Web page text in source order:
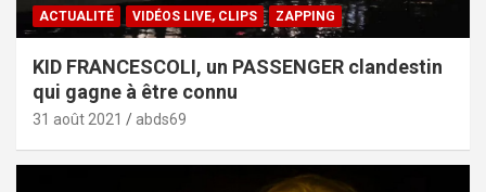
ACTUALITÉ VIDÉOS LIVE, CLIPS ZAPPING
KID FRANCESCOLI, un PASSENGER clandestin
qui gagne à être connu
31 août 2021 abds69